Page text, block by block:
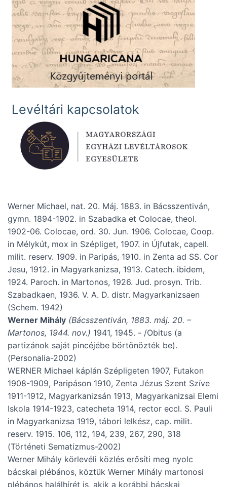
Levéltári kapcsolatok
Werner Michael, nat. 20. Máj. 1883. in Bácsszentiván,
gymn. 1894-1902. in Szabadka et Colocae, theol.
1902-06. Colocae, ord. 30. Jun. 1906. Colocae, Coop.
in Mélykút, mox in Szépliget, 1907. in Újfutak, capell.
milit. reserv. 1909. in Paripás, 1910. in Zenta ad SS. Cor
Jesu, 1912. in Magyarkanizsa, 1913. Catech. ibidem,
1924. Paroch. in Martonos, 1926. Jud. prosyn. Trib.
Szabadkaen, 1936. V. A. D. distr. Magyarkanizsaen
(Schem. 1942)
Werner Mihály (Bácsszentiván, 1883. máj. 20. –
Martonos, 1944. nov.) 1941, 1945. - /Obitus (a
partizánok saját pincéjébe börtönözték be).
(Personalia-2002)
WERNER Michael káplán Szépligeten 1907, Futakon
1908-1909, Paripáson 1910, Zenta Jézus Szent Szíve
1911-1912, Magyarkanizsán 1913, Magyarkanizsai Elemi
Iskola 1914-1923, catecheta 1914, rector eccl. S. Pauli
in Magyarkanizsa 1919, tábori lelkész, cap. milit.
reserv. 1915. 106, 112, 194, 239, 267, 290, 318
(Történeti Sematizmus-2002)
Werner Mihály körlevéli közlés erősíti meg nyolc
bácskai plébános, köztük Werner Mihály martonosi
plébános halálhírét is, akik a korábbi bácskai